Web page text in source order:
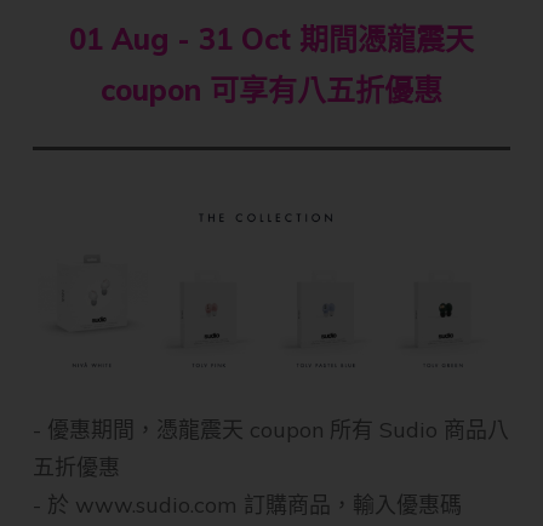
​01 Aug - 31 Oct 期間憑龍震天
coupon 可享有八五折優惠
​- 優惠期間，憑龍震天 coupon 所有 Sudio 商品八
五折優惠
- 於 www.sudio.com 訂購商品，輸入優惠碼